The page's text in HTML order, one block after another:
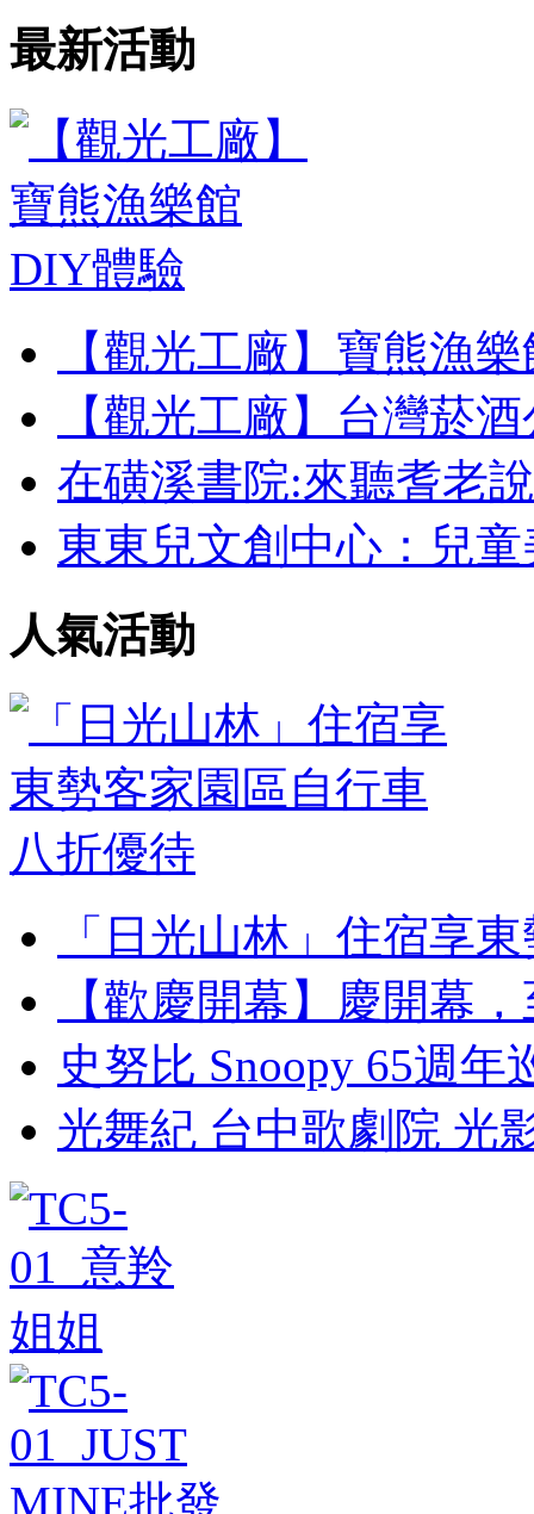
最新活動
【觀光工廠】寶熊漁
【觀光工廠】台灣菸
在磺溪書院:來聽耆老
東東兒文創中心：兒
人氣活動
「日光山林」住宿享
【歡慶開幕】慶開幕
史努比 Snoopy 65週年
光舞紀 台中歌劇院 光